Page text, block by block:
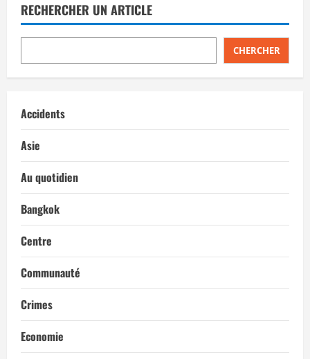
RECHERCHER UN ARTICLE
CHERCHER
Accidents
Asie
Au quotidien
Bangkok
Centre
Communauté
Crimes
Economie